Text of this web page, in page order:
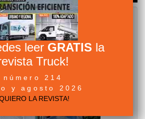
leer GRATIS la
Truck!
número 214
y agosto 2026
LA REVISTA!